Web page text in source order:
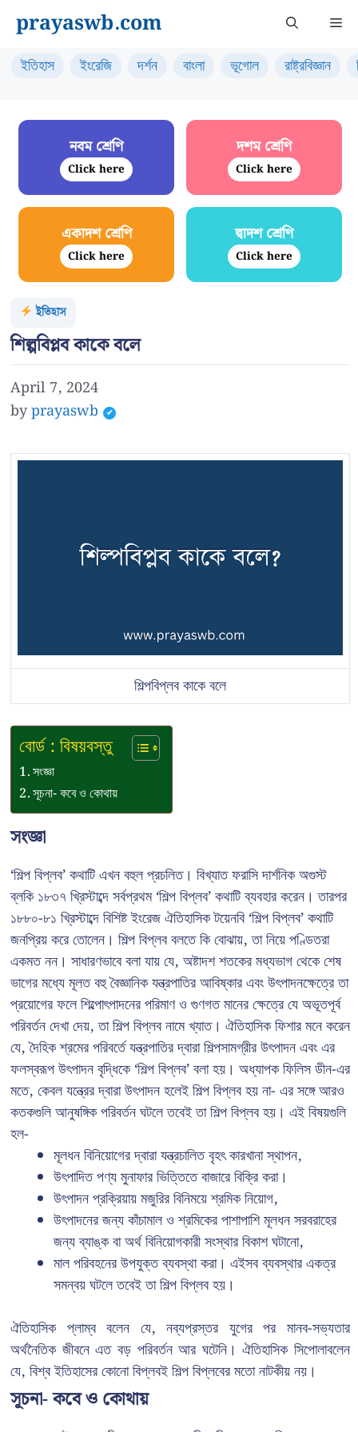
content
prayaswb.com
ইতিহাস ইংরেজি দর্শন বাংলা ভূগোল রাষ্ট্রবিজ্ঞান
নবম শ্রেণি
Click here
দশম শ্রেণি
Click here
একাদশ শ্রেণি
Click here
দ্বাদশ শ্রেণি
Click here
ইতিহাস
শিল্পবিপ্লব কাকে বলে
April 7, 2024
byprayaswb
শিল্পবিপ্লব কাকে বলে
বোর্ড : বিষয়বস্তু
সংজ্ঞা
সূচনা- কবে ও কোথায়
সংজ্ঞা
‘শিল্প বিপ্লব’ কথাটি এখন বহুল প্রচলিত। বিখ্যাত ফরাসি দার্শনিক অগুস্ট
ব্লকি ১৮৩৭ খ্রিস্টাব্দে সর্বপ্রথম ‘শিল্প বিপ্লব’ কথাটি ব্যবহার করেন। তারপর
১৮৮০-৮১ খ্রিস্টাব্দে বিশিষ্ট ইংরেজ ঐতিহাসিক টয়েনবি ‘শিল্প বিপ্লব’ কথাটি
জনপ্রিয় করে তোলেন। শিল্প বিপ্লব বলতে কি বোঝায়, তা নিয়ে পণ্ডিতরা
একমত নন। সাধারণভাবে বলা যায় যে, অষ্টাদশ শতকের মধ্যভাগ থেকে শেষ
ভাগের মধ্যে মূলত বহু বৈজ্ঞানিক যন্ত্রপাতির আবিষ্কার এবং উৎপাদনক্ষেত্রে তা
প্রয়োগের ফলে শিল্পোৎপাদনের পরিমাণ ও গুণগত মানের ক্ষেত্রে যে অভূতপূর্ব
পরিবর্তন দেখা দেয়, তা শিল্প বিপ্লব নামে খ্যাত। ঐতিহাসিক ফিশার মনে করেন
যে, দৈহিক শ্রমের পরিবর্তে যন্ত্রপাতির দ্বারা শিল্পসামগ্রীর উৎপাদন এবং এর
ফলস্বরূপ উৎপাদন বৃদ্ধিকে ‘শিল্প বিপ্লব’ বলা হয়। অধ্যাপক ফিলিস ডীন-এর
মতে, কেবল যন্ত্রের দ্বারা উৎপাদন হলেই শিল্প বিপ্লব হয় না- এর সঙ্গে আরও
কতকগুলি আনুষঙ্গিক পরিবর্তন ঘটলে তবেই তা শিল্প বিপ্লব হয়। এই বিষয়গুলি
হল-
মূলধন বিনিয়োগের দ্বারা যন্ত্রচালিত বৃহৎ কারখানা স্থাপন,
উৎপাদিত পণ্য মুনাফার ভিত্তিতে বাজারে বিক্রি করা।
উৎপাদন প্রক্রিয়ায় মজুরির বিনিময়ে শ্রমিক নিয়োগ,
উৎপাদনের জন্য কাঁচামাল ও শ্রমিকের পাশাপাশি মূলধন সরবরাহের
জন্য ব্যাঙ্ক বা অর্থ বিনিয়োগকারী সংস্থার বিকাশ ঘটানো,
মাল পরিবহনের উপযুক্ত ব্যবস্থা করা। এইসব ব্যবস্থার একত্র
সমন্বয় ঘটলে তবেই তা শিল্প বিপ্লব হয়।
ঐতিহাসিক প্লাম্ব বলেন যে, নব্যপ্রস্তর যুগের পর মানব-সভ্যতার
অর্থনৈতিক জীবনে এত বড় পরিবর্তন আর ঘটেনি। ঐতিহাসিক সিপোলাবলেন
যে, বিশ্ব ইতিহাসের কোনো বিপ্লবই শিল্প বিপ্লবের মতো নাটকীয় নয়।
সূচনা- কবে ও কোথায়